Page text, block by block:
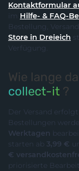
Kontaktformular
im Hilfe- & FAQ-
Bestellung,
Store in Dreieich
Verfügung.
Wie lange
collect-it ?
Der Versand
Bestellungen
Werktagen
starten ab 3,99 €
€
priorisierte